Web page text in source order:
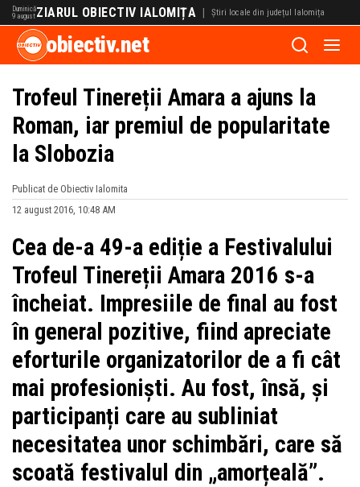
Duminică
9 august ZIARUL OBIECTIV IALOMIȚA | Știri locale din județul Ialomița
obiectiv.net
Trofeul Tinereții Amara a ajuns la
Roman, iar premiul de popularitate
la Slobozia
Publicat de Obiectiv Ialomita
12 august 2016, 10:48 AM
Cea de-a 49-a ediție a Festivalului
Trofeul Tinereții Amara 2016 s-a
încheiat. Impresiile de final au fost
în general pozitive, fiind apreciate
eforturile organizatorilor de a fi cât
mai profesioniști. Au fost, însă, și
participanți care au subliniat
necesitatea unor schimbări, care să
scoată festivalul din „amorțeală”.